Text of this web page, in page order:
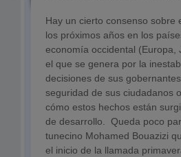
Hay un cierto consenso sobre
los próximos años en los
economía occidental
el que se genera por la
decisiones de sus
seguridad de sus ciudadanos
cómo estos hechos están
de desarrollo. Queda poco
tunecino Mohamed Bouazizi
el inicio de la llamada